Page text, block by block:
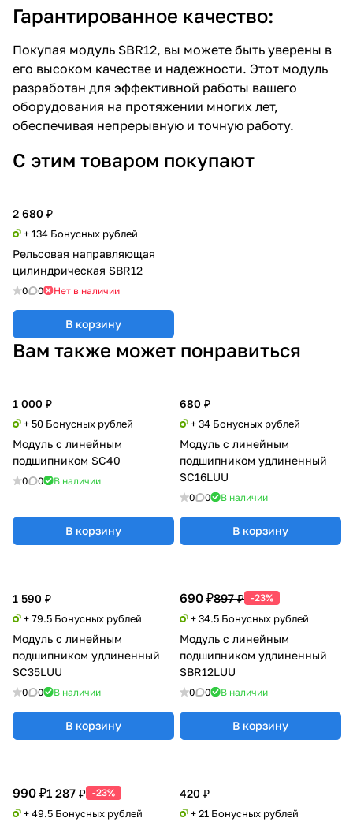
Гарантированное качество:
Покупая модуль SBR12, вы можете быть уверены в
его высоком качестве и надежности. Этот модуль
разработан для эффективной работы вашего
оборудования на протяжении многих лет,
обеспечивая непрерывную и точную работу.
С этим товаром покупают
2 680 ₽
+ 134 Бонусных рублей
Рельсовая направляющая
цилиндрическая SBR12
0 0 Нет в наличии
В корзину
Вам также может понравиться
1 000 ₽
+ 50 Бонусных рублей
Модуль с линейным
подшипником SC40
0 0 В наличии
В корзину
680 ₽
+ 34 Бонусных рублей
Модуль с линейным
подшипником удлиненный
SC16LUU
0 0 В наличии
В корзину
690 ₽897 ₽ -23%
+ 34.5 Бонусных рублей
Модуль с линейным
подшипником удлиненный
SBR12LUU
0 0 В наличии
В корзину
990 ₽1 287 ₽ -23%
+ 49.5 Бонусных рублей
420 ₽
+ 21 Бонусных рублей
1 590 ₽
+ 79.5 Бонусных рублей
Модуль с линейным
подшипником удлиненный
SC35LUU
0 0 В наличии
В корзину